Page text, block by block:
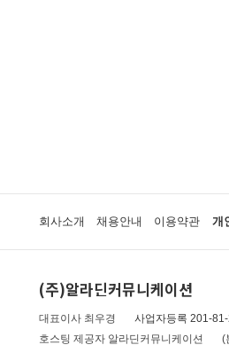
회사소개 채용안내 이용약관 개
(주)알라딘커뮤니케이션
대표이사 최우경 사업자등록 201-
호스팅 제공자 알라딘커뮤니케이션
(